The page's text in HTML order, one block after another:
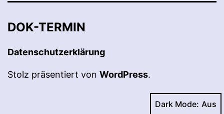
DOK-TERMIN
Datenschutzerklärung
Stolz präsentiert von WordPress.
Dark Mode: